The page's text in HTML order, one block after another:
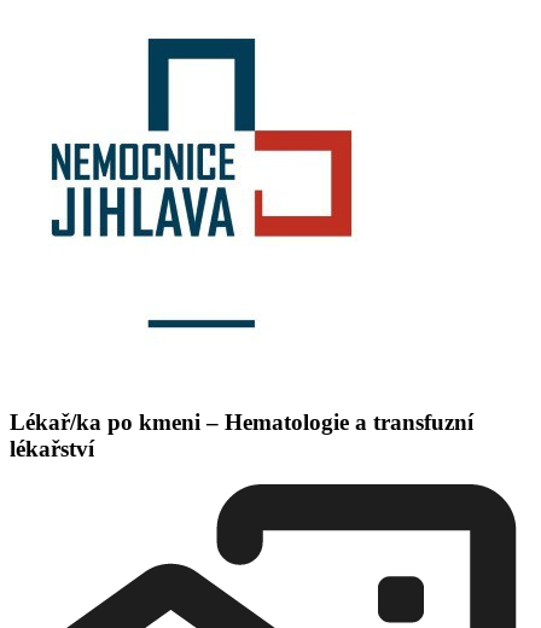
Lékař/ka po kmeni – Hematologie a transfuzní
lékařství